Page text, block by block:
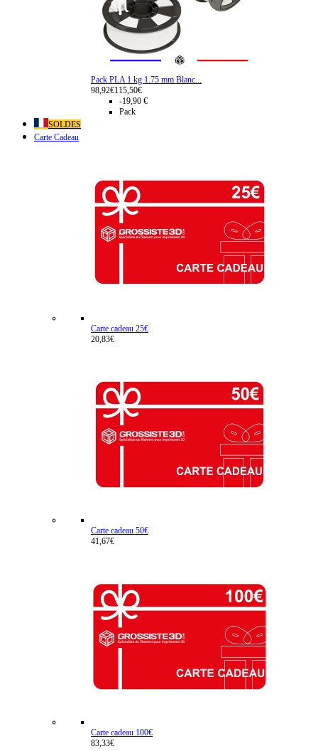
Pack PLA 1 kg 1.75 mm Blanc...
98,92€115,50€
-19,90 €
Pack
SOLDES
Carte Cadeau
Carte cadeau 25€
20,83€
Carte cadeau 50€
41,67€
Carte cadeau 100€
83,33€